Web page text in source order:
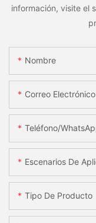
información, visite el
Nombre
Correo Electrónico
Teléfono/
Escenarios De
Tipo De Producto